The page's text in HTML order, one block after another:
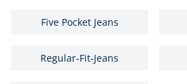
Five Pocket Jeans
Regular-Fit-Jeans